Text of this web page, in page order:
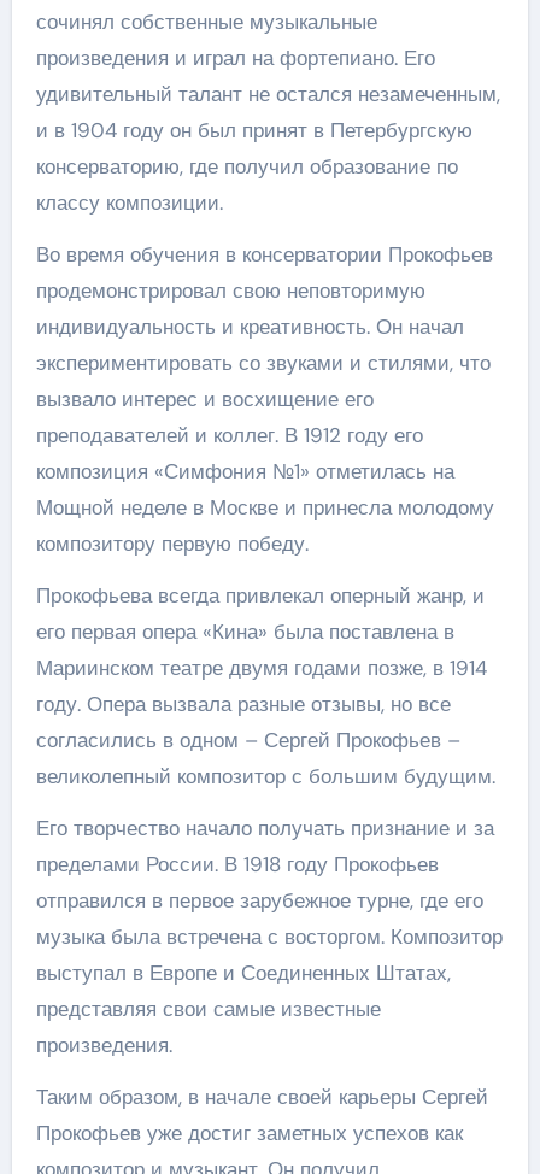
сочинял собственные музыкальные
произведения и играл на фортепиано. Его
удивительный талант не остался незамеченным,
и в 1904 году он был принят в Петербургскую
консерваторию, где получил образование по
классу композиции.
Во время обучения в консерватории Прокофьев
продемонстрировал свою неповторимую
индивидуальность и креативность. Он начал
экспериментировать со звуками и стилями, что
вызвало интерес и восхищение его
преподавателей и коллег. В 1912 году его
композиция «Симфония №1» отметилась на
Мощной неделе в Москве и принесла молодому
композитору первую победу.
Прокофьева всегда привлекал оперный жанр, и
его первая опера «Кина» была поставлена в
Мариинском театре двумя годами позже, в 1914
году. Опера вызвала разные отзывы, но все
согласились в одном – Сергей Прокофьев –
великолепный композитор с большим будущим.
Его творчество начало получать признание и за
пределами России. В 1918 году Прокофьев
отправился в первое зарубежное турне, где его
музыка была встречена с восторгом. Композитор
выступал в Европе и Соединенных Штатах,
представляя свои самые известные
произведения.
Таким образом, в начале своей карьеры Сергей
Прокофьев уже достиг заметных успехов как